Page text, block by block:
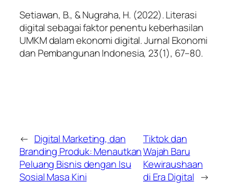
Setiawan, B., & Nugraha, H. (2022). Literasi
digital sebagai faktor penentu keberhasilan
UMKM dalam ekonomi digital.Jurnal Ekonomi
dan Pembangunan Indonesia, 23(1), 67–80.
← Digital Marketing, dan
Branding Produk: Menautkan
Peluang Bisnis dengan Isu
Sosial Masa Kini
Tiktok dan
Wajah Baru
Kewiraushaan
di Era Digital →